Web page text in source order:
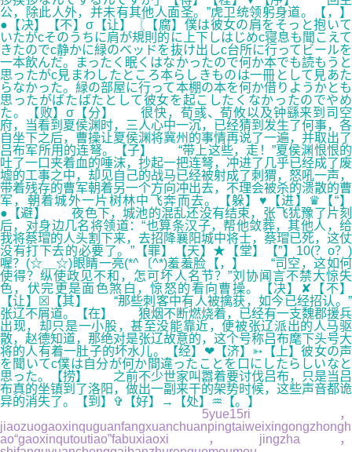
公，除此人外，并未有其他人面圣。”虎卫统领躬身道。【，】
●【决】【不】σ【让】〖【腐】僕は彼女の肩をそっと抱いて
いたがcそのうちに肩が規則的に上下しはじめc寝息も聞こえて
きたのでc静かに緑のベッドを抜け出しc台所に行ってビールを
一本飲んだ。まったく眠くはなかったので何か本でも読もうと
思ったがc見まわしたところ本らしきものは一冊として見あた
らなかった。緑の部屋に行って本棚の本を何か借りようかとも
思ったがばたばたとして彼女を起こしたくなかったのでやめ
た。【败】σ【分】 很快，荀彧、荀攸以及钟繇来到司空
府，当看到夏侯渊时，三人心中一沉，已经猜到发生了何事，各
自坐下之后，曹操让夏侯渊将冀州的事情再说了一遍，并取出了
吕布军所用的连弩。【子】 “带上这些，走！”夏侯渊恨恨的
吐了一口夹着血的唾沫，抄起一把连弩，冲进了几乎已经成了废
墟的工事之中，却见自己的战马已经被射成了刺猬，怒吼一声，
带着残存的曹军朝着另一个方向冲出去，不理会被杀的溃散的曹
军，朝着城外一片树林中飞奔而去。【躲】♥【进】♛【“】
●【避】 夜色下，城池的混乱还没有结束，张飞犹豫了片刻
后，对身边几名将领道：“也算条汉子，帮他敛葬，其他人，给
我将蔡瑁的人头割下来，去招降襄阳城中将士，蔡瑁已死，这仗
没有打下去的必要了。”【罪】【天】★【堂】【”】10(？o？)
喔？(☆＿☆)眼睛一亮(*^〔^*)羞羞脸【，】 “司空，这如何
使得？纵使政见不和，怎可坏人名节？”刘协闻言不禁大惊失
色，伏完更是面色煞白，惊怒的看向曹操。【决】✘【不】
【让】☒【其】 “那些刺客中有人被擒获，如今已经招认。”
张辽不屑道。【在】 狼烟不断燃烧着，已经有一支魏郡援兵
出现，却只是一小股，甚至没能靠近，便被张辽派出的人马驱
散，赵德知道，那绝对是张辽故意的，这个号称吕布麾下头号大
将的人有着一肚子的坏水儿。【经】❤【济】➳【上】彼女の声
を聞いてc僕は自分が何か間違ったことを口にしたらしいなと
思った。【捞】 之前不少世家叫嚣着要讨伐吕布，只是当吕
布真的坐镇到了洛阳，做出一副来干的架势时候，这些声音都诡
异的消失了。【到】✞【好】→【处】♒【。】
5yue15ri，
jiaozuogaoxinquguanfangxuanchuanpingtaiweixingongzhongh
ao“gaoxinqutoutiao”fabuxiaoxi，jingzha，